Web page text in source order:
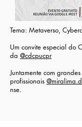
Tema: Metaverso,
Um convite especial do
da @cdcpucpr
Juntamente com grandes
profissionais
nse.